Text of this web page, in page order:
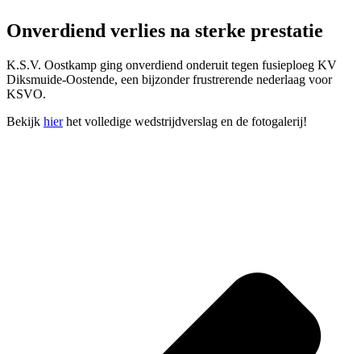
Onverdiend verlies na sterke prestatie
K.S.V. Oostkamp ging onverdiend onderuit tegen fusieploeg KV
Diksmuide-Oostende, een bijzonder frustrerende nederlaag voor
KSVO.
Bekijk hierhet volledige wedstrijdverslag en de fotogalerij!